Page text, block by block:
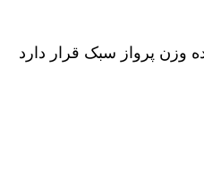
وزن پرواز سبک قرار دارد